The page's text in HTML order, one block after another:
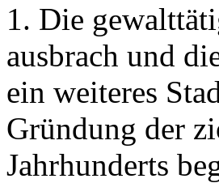
1. Die
ausbrach und
ein weiteres
Gründung der
Jahrhunderts